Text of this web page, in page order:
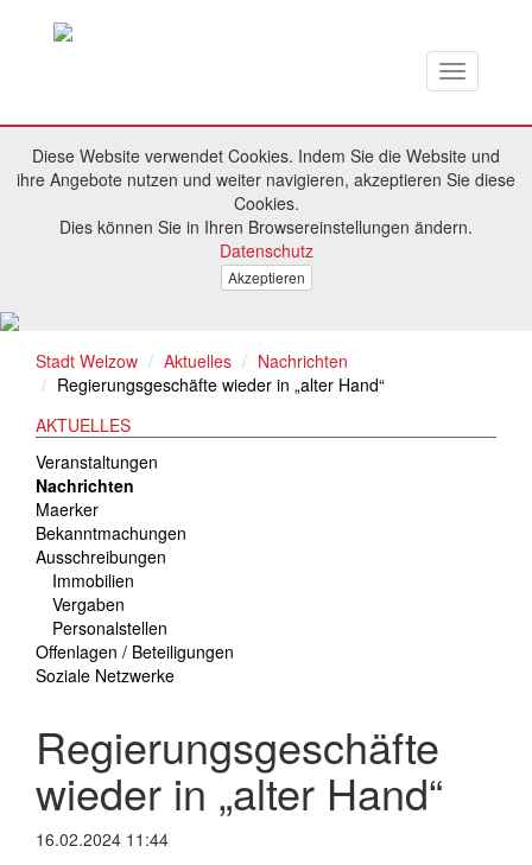
Toggle
navigation
Diese Website verwendet Cookies. Indem Sie die Website und
ihre Angebote nutzen und weiter navigieren, akzeptieren Sie diese
Cookies.
Dies können Sie in Ihren Browsereinstellungen ändern.
Datenschutz
Akzeptieren
Stadt Welzow Aktuelles
Nachrichten
Regierungsgeschäfte wieder in „alter Hand“
AKTUELLES
Veranstaltungen
Nachrichten
Maerker
Bekanntmachungen
Ausschreibungen
Immobilien
Vergaben
Personalstellen
Offenlagen / Beteiligungen
Soziale Netzwerke
Regierungsgeschäfte
wieder in „alter Hand“
16.02.2024 11:44